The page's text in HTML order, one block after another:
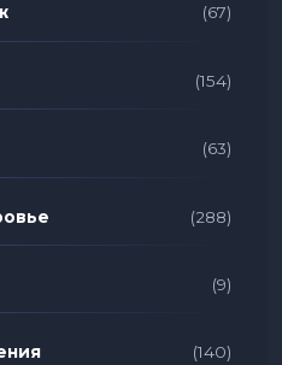
(67)
(154)
(63)
(288)
(9)
(140)